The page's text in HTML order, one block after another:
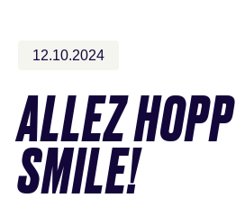
12.10.2024
ALLEZ
SMILE!